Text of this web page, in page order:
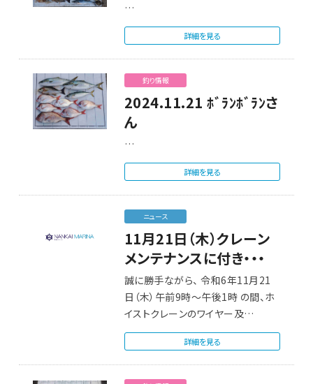
…
詳細を見る
釣り情報
2024.11.21 ﾎﾞﾗﾝﾎﾞﾗﾝさ
ん
…
詳細を見る
ニュース
11月21日（木）クレーン
メンテナンスに付き・・・
誠に勝手ながら、 令和6年11月21
日（木）午前9時～午後1時 の間、ホ
イストクレーンのワイヤー及…
詳細を見る